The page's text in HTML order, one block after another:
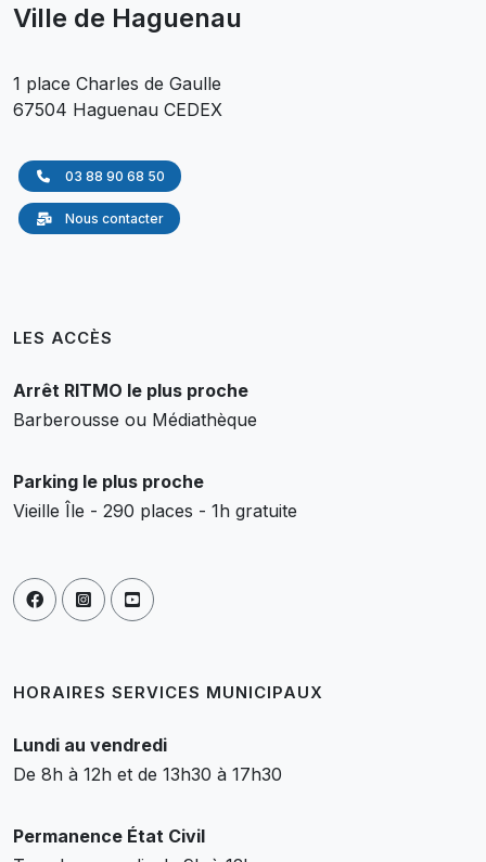
Ville de Haguenau
1 place Charles de Gaulle
67504 Haguenau CEDEX
03 88 90 68 50
Nous contacter
LES ACCÈS
Arrêt RITMO le plus proche
Barberousse ou Médiathèque
Parking le plus proche
Vieille Île - 290 places - 1h gratuite
HORAIRES SERVICES MUNICIPAUX
Lundi au vendredi
De 8h à 12h et de 13h30 à 17h30
Permanence État Civil